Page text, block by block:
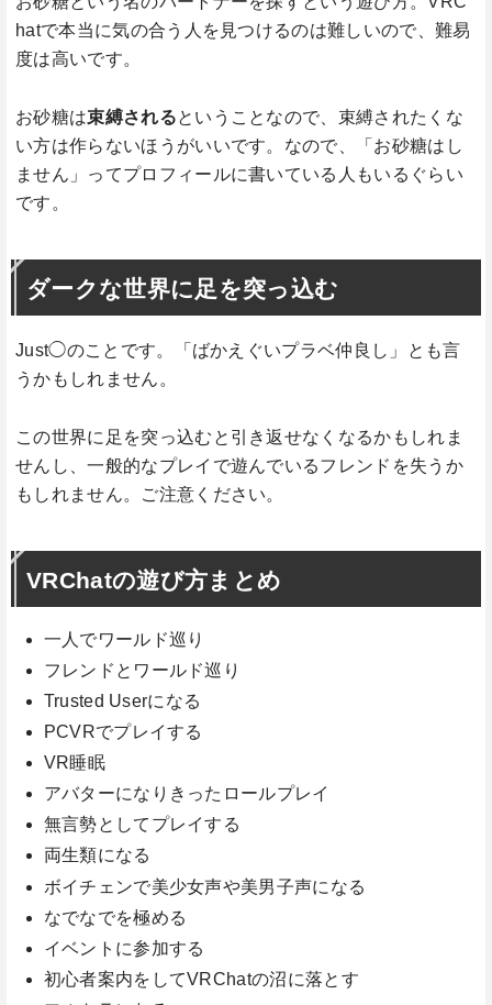
hatで本当に気の合う人を見つけるのは難しいので、難易
度は高いです。
お砂糖は束縛されるということなので、束縛されたくな
い方は作らないほうがいいです。なので、「お砂糖はし
ません」ってプロフィールに書いている人もいるぐらい
です。
ダークな世界に足を突っ込む
Just◯のことです。「ばかえぐいプラベ仲良し」とも言
うかもしれません。
この世界に足を突っ込むと引き返せなくなるかもしれま
せんし、一般的なプレイで遊んでいるフレンドを失うか
もしれません。ご注意ください。
VRChatの遊び方まとめ
一人でワールド巡り
フレンドとワールド巡り
Trusted Userになる
PCVRでプレイする
VR睡眠
アバターになりきったロールプレイ
無言勢としてプレイする
両生類になる
ボイチェンで美少女声や美男子声になる
なでなでを極める
イベントに参加する
初心者案内をしてVRChatの沼に落とす